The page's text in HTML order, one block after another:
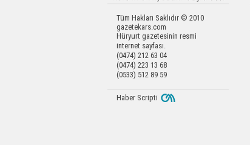
Tüm Hakları Saklıdır © 2010
gazetekars.com
Hüryurt gazetesinin resmi
internet sayfası.
(0474) 212 63 04
(0474) 223 13 68
(0533) 512 89 59
Haber Scripti